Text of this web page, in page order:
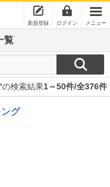
新規登録 ログイン メニュー
覧
の検索結果1～50件/全376件
グ